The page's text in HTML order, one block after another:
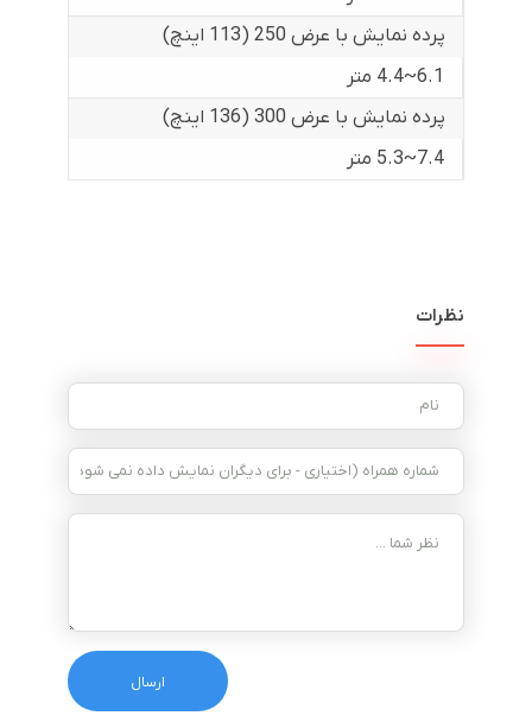
پرده نمایش با عرض 250 (113 اینچ)
6.1~4.4 متر
پرده نمایش با عرض 300 (136 اینچ)
7.4~5.3 متر
نظرات